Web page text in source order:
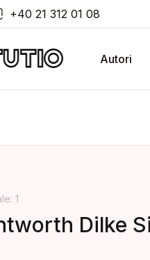
+40 21 312 01 08
Autori
1
Dilke